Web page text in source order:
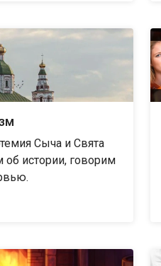
Сыча и Свята
истории, говорим